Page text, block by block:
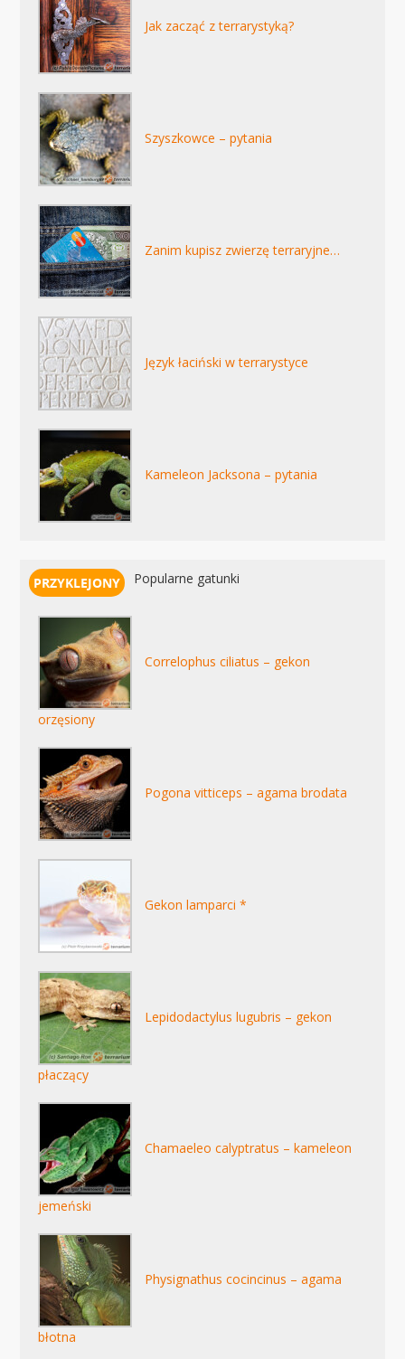
Jak zacząć z terrarystyką?
Szyszkowce – pytania
Zanim kupisz zwierzę terraryjne…
Język łaciński w terrarystyce
Kameleon Jacksona – pytania
Popularne gatunki
Correlophus ciliatus – gekon
orzęsiony
Pogona vitticeps – agama brodata
Gekon lamparci *
Lepidodactylus lugubris – gekon
płaczący
Chamaeleo calyptratus – kameleon
jemeński
Physignathus cocincinus – agama
błotna